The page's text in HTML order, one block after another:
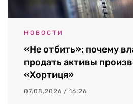
НОВОСТИ
«Не отбить»: почему
продать активы
«Хортиця»
07.08.2026 / 16:26